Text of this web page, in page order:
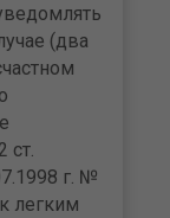
(два
ст.
г. №
легким